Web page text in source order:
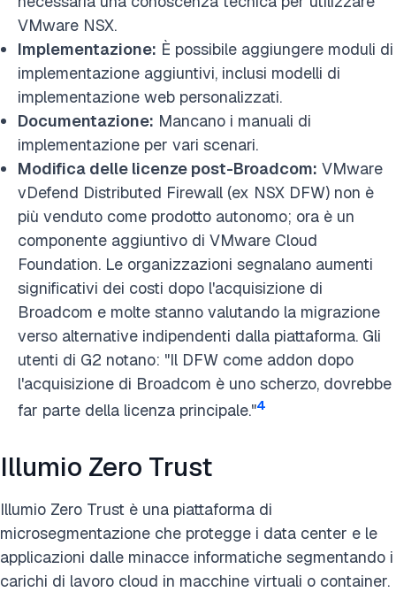
VMware NSX.
Implementazione: È possibile aggiungere moduli di
implementazione aggiuntivi, inclusi modelli di
implementazione web personalizzati.
Documentazione: Mancano i manuali di
implementazione per vari scenari.
Modifica delle licenze post-Broadcom: VMware
vDefend Distributed Firewall (ex NSX DFW) non è
più venduto come prodotto autonomo; ora è un
componente aggiuntivo di VMware Cloud
Foundation. Le organizzazioni segnalano aumenti
significativi dei costi dopo l'acquisizione di
Broadcom e molte stanno valutando la migrazione
verso alternative indipendenti dalla piattaforma. Gli
utenti di G2 notano: "Il DFW come addon dopo
l'acquisizione di Broadcom è uno scherzo, dovrebbe
far parte della licenza principale."4
Illumio Zero Trust
Illumio Zero Trust è una piattaforma di
microsegmentazione che protegge i data center e le
applicazioni dalle minacce informatiche segmentando i
carichi di lavoro cloud in macchine virtuali o container.